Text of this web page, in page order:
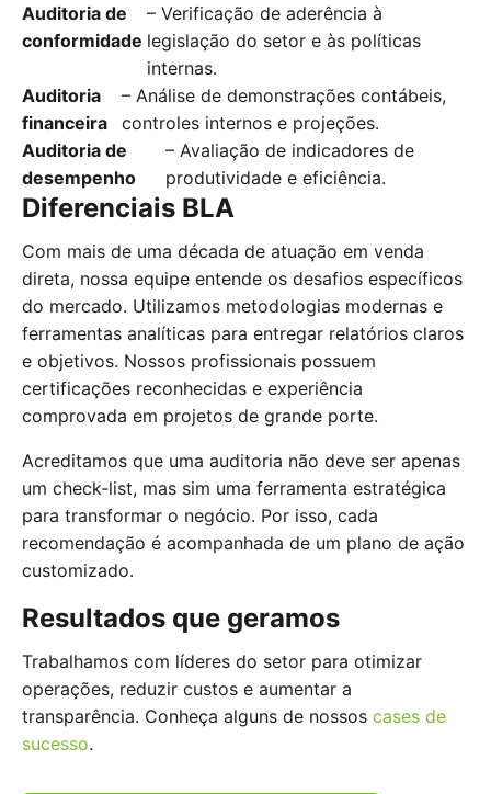
Auditoria de
conformidade
– Verificação de aderência à
legislação do setor e às políticas
internas.
Auditoria
financeira
– Análise de demonstrações contábeis,
controles internos e projeções.
Auditoria de
desempenho
– Avaliação de indicadores de
produtividade e eficiência.
Diferenciais BLA
Com mais de uma década de atuação em venda
direta, nossa equipe entende os desafios específicos
do mercado. Utilizamos metodologias modernas e
ferramentas analíticas para entregar relatórios claros
e objetivos. Nossos profissionais possuem
certificações reconhecidas e experiência
comprovada em projetos de grande porte.
Acreditamos que uma auditoria não deve ser apenas
um check‑list, mas sim uma ferramenta estratégica
para transformar o negócio. Por isso, cada
recomendação é acompanhada de um plano de ação
customizado.
Resultados que geramos
Trabalhamos com líderes do setor para otimizar
operações, reduzir custos e aumentar a
transparência. Conheça alguns de nossos cases de
sucesso.